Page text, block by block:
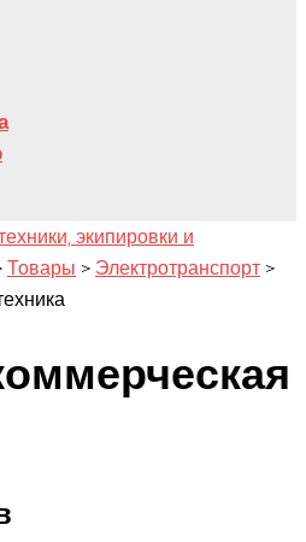
экипировки и
Товары > Электротранспорт >